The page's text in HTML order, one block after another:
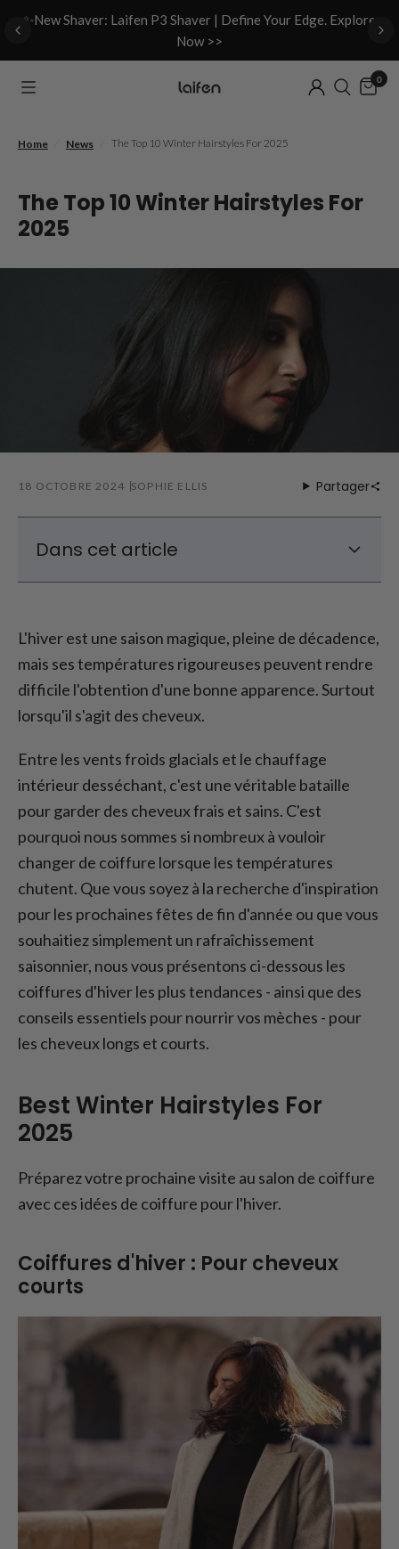
✨New Shaver: Laifen P3 Shaver | Define Your Edge. Explore
Now >>
0
Home News The Top 10 Winter Hairstyles For 2025
The Top 10 Winter Hairstyles For
2025
18 OCTOBRE 2024 SOPHIE ELLIS Partager
Dans cet article
Conseils pour le soin des cheveux en hiver
L'hiver est une saison magique, pleine de décadence,
mais ses températures rigoureuses peuvent rendre
difficile l'obtention d'une bonne apparence. Surtout
lorsqu'il s'agit des cheveux.
Entre les vents froids glacials et le chauffage
intérieur desséchant, c'est une véritable bataille
pour garder des cheveux frais et sains. C'est
pourquoi nous sommes si nombreux à vouloir
changer de coiffure lorsque les températures
chutent. Que vous soyez à la recherche d'inspiration
pour les prochaines fêtes de fin d'année ou que vous
souhaitiez simplement un rafraîchissement
saisonnier, nous vous présentons ci-dessous les
coiffures d'hiver les plus tendances - ainsi que des
conseils essentiels pour nourrir vos mèches - pour
les cheveux longs et courts.
Best Winter Hairstyles For
2025
Préparez votre prochaine visite au salon de coiffure
avec ces idées de coiffure pour l'hiver.
Coiffures d'hiver : Pour cheveux
courts